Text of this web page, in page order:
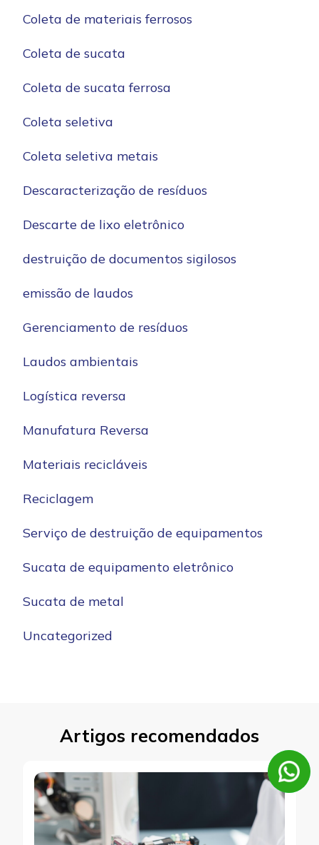
Coleta de materiais ferrosos
Coleta de sucata
Coleta de sucata ferrosa
Coleta seletiva
Coleta seletiva metais
Descaracterização de resíduos
Descarte de lixo eletrônico
destruição de documentos sigilosos
emissão de laudos
Gerenciamento de resíduos
Laudos ambientais
Logística reversa
Manufatura Reversa
Materiais recicláveis
Reciclagem
Serviço de destruição de equipamentos
Sucata de equipamento eletrônico
Sucata de metal
Uncategorized
Artigos recomendados